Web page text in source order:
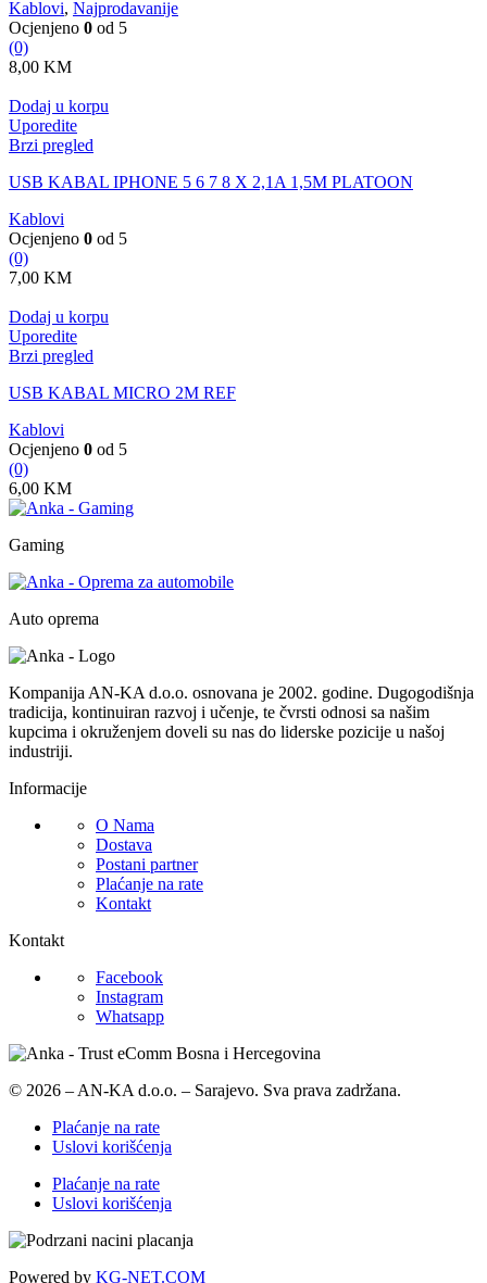
Kablovi, Najprodavanije
Ocjenjeno 0 od 5
(0)
8,00 KM
Dodaj u korpu
Uporedite
Brzi pregled
USB KABAL IPHONE 5 6 7 8 X 2,1A 1,5M PLATOON
Kablovi
Ocjenjeno 0 od 5
(0)
7,00 KM
Dodaj u korpu
Uporedite
Brzi pregled
USB KABAL MICRO 2M REF
Kablovi
Ocjenjeno 0 od 5
(0)
6,00 KM
Gaming
Auto oprema
Kompanija AN-KA d.o.o. osnovana je 2002. godine. Dugogodišnja
tradicija, kontinuiran razvoj i učenje, te čvrsti odnosi sa našim
kupcima i okruženjem doveli su nas do liderske pozicije u našoj
industriji.
Informacije
O Nama
Dostava
Postani partner
Plaćanje na rate
Kontakt
Kontakt
Facebook
Instagram
Whatsapp
© 2026 – AN-KA d.o.o. – Sarajevo. Sva prava zadržana.
Plaćanje na rate
Uslovi korišćenja
Plaćanje na rate
Uslovi korišćenja
Powered by KG-NET.COM